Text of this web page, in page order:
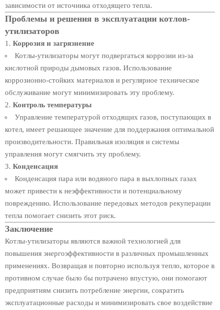
зависимости от источника отходящего тепла.
Проблемы и решения в эксплуатации котлов-
утилизаторов
Коррозия и загрязнение
Котлы-утилизаторы могут подвергаться коррозии из-за
кислотной природы дымовых газов. Использование
коррозионно-стойких материалов и регулярное техническое
обслуживание могут минимизировать эту проблему.
Контроль температуры
Управление температурой отходящих газов, поступающих в
котел, имеет решающее значение для поддержания оптимальной
производительности. Правильная изоляция и системы
управления могут смягчить эту проблему.
Конденсация
Конденсация пара или водяного пара в выхлопных газах
может привести к неэффективности и потенциальному
повреждению. Использование передовых методов рекуперации
тепла помогает снизить этот риск.
Заключение
Котлы-утилизаторы являются важной технологией для
повышения энергоэффективности в различных промышленных
применениях. Возвращая и повторно используя тепло, которое в
противном случае было бы потрачено впустую, они помогают
предприятиям снизить потребление энергии, сократить
эксплуатационные расходы и минимизировать свое воздействие